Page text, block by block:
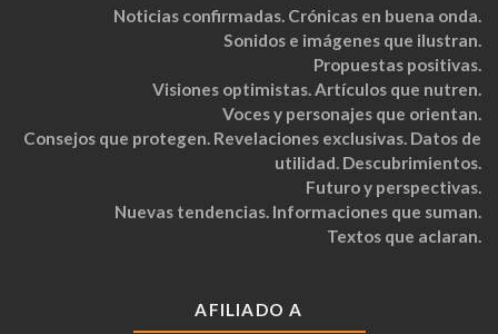
Noticias confirmadas. Crónicas en buena onda.
Sonidos e imágenes que ilustran.
Propuestas positivas.
Visiones optimistas. Artículos que nutren.
Voces y personajes que orientan.
Consejos que protegen. Revelaciones exclusivas. Datos de
utilidad. Descubrimientos.
Futuro y perspectivas.
Nuevas tendencias. Informaciones que suman.
Textos que aclaran.
AFILIADO A